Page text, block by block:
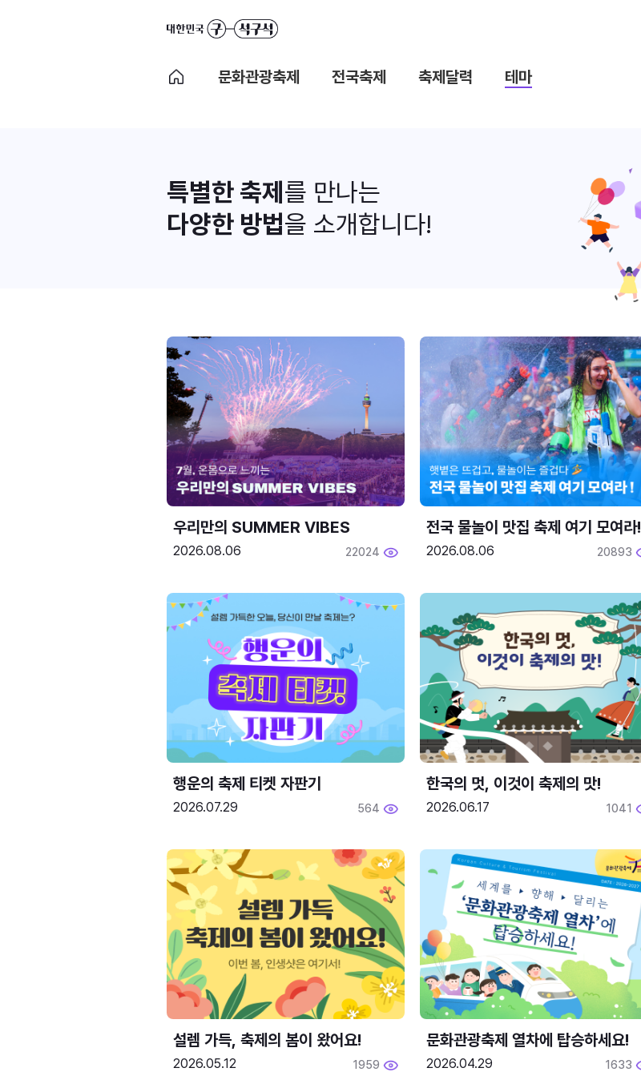
문화관광축제 전국축제 축제달력 테마
특별한 축제 를 만나는
다양한 방법을 소개합니다!
우리만의 SUMMER VIBES
2026.08.06 22024
전국 물놀이 맛집 축제 여기 모여라!
2026.08.06 20893
행운의 축제 티켓 자판기
2026.07.29 564
한국의 멋, 이것이 축제의 맛!
2026.06.17 1041
설렘 가득, 축제의 봄이 왔어요!
2026.05.12 1959
문화관광축제 열차에 탑승하세요!
2026.04.29 1633